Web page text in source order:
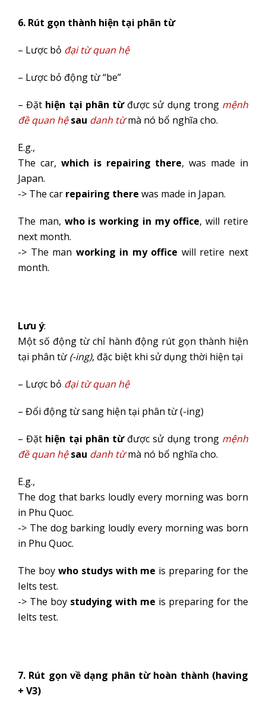
6. Rút gọn thành hiện tại phân từ
– Lược bỏ đại từ quan hệ
– Lược bỏ động từ “be”
– Đặt hiện tại phân từđược sử dụng trong mệnh
đề quan hệ sau danh từmà nó bổ nghĩa cho.
E.g.,
The car, which is repairing there, was made in
Japan.
-> The car repairing there was made in Japan.
The man, who is working in my office, will retire
next month.
-> The man working in my office will retire next
month.
Lưu ý:
Một số động từ chỉ hành động rút gọn thành hiện
tại phân từ (-ing), đặc biệt khi sử dụng thời hiện tại
– Lược bỏ đại từ quan hệ
– Đổi động từ sang hiện tại phân từ (-ing)
– Đặt hiện tại phân từđược sử dụng trong mệnh
đề quan hệ sau danh từmà nó bổ nghĩa cho.
E.g.,
The dog that barks loudly every morning was born
in Phu Quoc.
-> The dog barking loudly every morning was born
in Phu Quoc.
The boy who studys with me is preparing for the
Ielts test.
-> The boy studying with me is preparing for the
Ielts test.
7. Rút gọn về dạng phân từ hoàn thành (having
+ V3)